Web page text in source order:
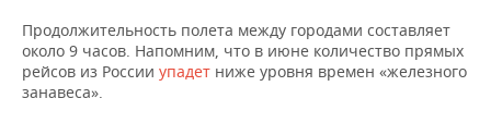
ВОДНЫЕ ВИДЫ СПОРТА
ХОККЕЙ С МЯЧОМ
ОБРАЗОВАНИЕ
ПРОИСШЕСТВИЯ
Продолжительность полета между городами составляет
около 9 часов. Напомним, что в июне количество прямых
рейсов из России упадет ниже уровня времен «железного
занавеса».